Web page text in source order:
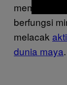
berfungsi
melacak
dunia maya.